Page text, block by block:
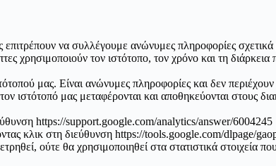
να συλλέγουμε ανώνυμες πληροφορίες σχετικά
χρησιμοποιούν τον ιστότοπο, τον χρόνο και τη
μας. Είναι ανώνυμες πληροφορίες και δεν
μας μεταφέρονται και αποθηκεύονται στους
https://support.google.com/analytics/answer/6004245
κλικ στη διεύθυνση https://tools.google.com/dlpage/
ούτε θα χρησιμοποιηθεί στα στατιστικά στοιχεία